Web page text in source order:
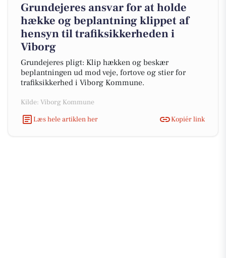
Grundejeres ansvar for at holde
hække og beplantning klippet af
hensyn til trafiksikkerheden i
Viborg
Grundejeres pligt: Klip hækken og beskær
beplantningen ud mod veje, fortove og stier for
trafiksikkerhed i Viborg Kommune.
Kilde: Viborg Kommune
Læs hele artiklen her
Kopiér link